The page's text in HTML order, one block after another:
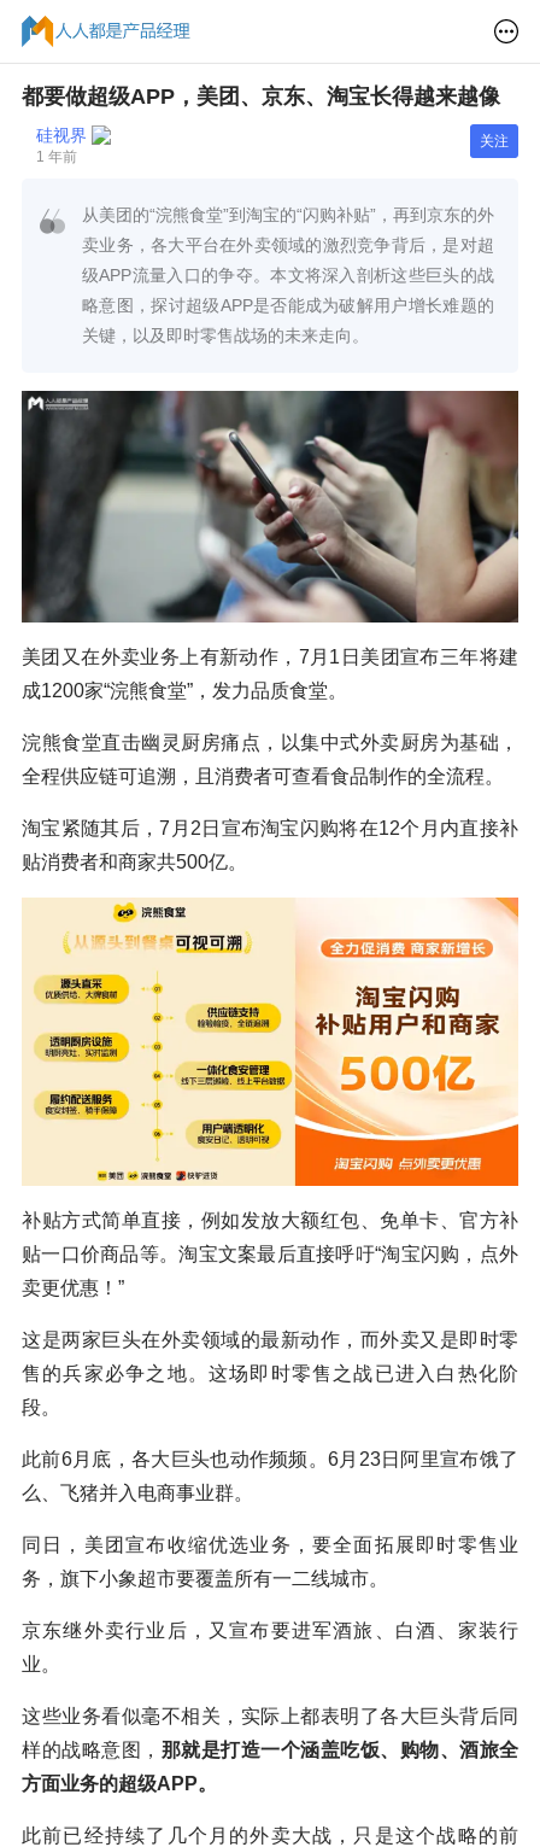
都要做超级APP，美团、京东、淘宝长得越来越像
硅视界
1 年前
关注
从美团的“浣熊食堂”到淘宝的“闪购补贴”，再到京东的外
卖业务，各大平台在外卖领域的激烈竞争背后，是对超
级APP流量入口的争夺。本文将深入剖析这些巨头的战
略意图，探讨超级APP是否能成为破解用户增长难题的
关键，以及即时零售战场的未来走向。
美团又在外卖业务上有新动作，7月1日美团宣布三年将建
成1200家“浣熊食堂”，发力品质食堂。
浣熊食堂直击幽灵厨房痛点，以集中式外卖厨房为基础，
全程供应链可追溯，且消费者可查看食品制作的全流程。
淘宝紧随其后，7月2日宣布淘宝闪购将在12个月内直接补
贴消费者和商家共500亿。
补贴方式简单直接，例如发放大额红包、免单卡、官方补
贴一口价商品等。淘宝文案最后直接呼吁“淘宝闪购，点外
卖更优惠！”
这是两家巨头在外卖领域的最新动作，而外卖又是即时零
售的兵家必争之地。这场即时零售之战已进入白热化阶
段。
此前6月底，各大巨头也动作频频。6月23日阿里宣布饿了
么、飞猪并入电商事业群。
同日，美团宣布收缩优选业务，要全面拓展即时零售业
务，旗下小象超市要覆盖所有一二线城市。
京东继外卖行业后，又宣布要进军酒旅、白酒、家装行
业。
这些业务看似毫不相关，实际上都表明了各大巨头背后同
样的战略意图， 那就是打造一个涵盖吃饭、购物、酒旅全
方面业务的超级APP。
此前已经持续了几个月的外卖大战，只是这个战略的前